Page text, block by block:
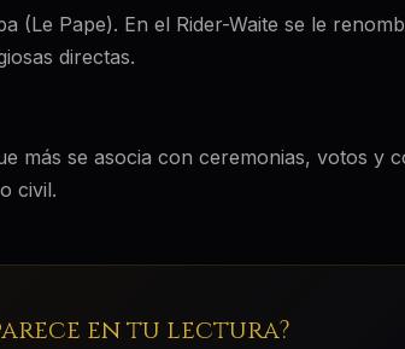
(Le Pape). En el Rider-Waite se le
directas.
más se asocia con ceremonias, votos y
civil.
en tu lectura?